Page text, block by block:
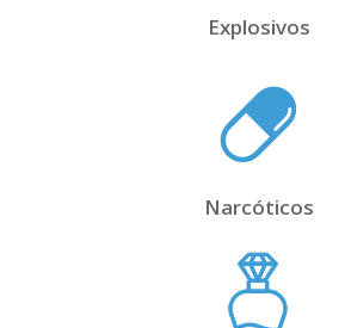
Explosivos
Narcóticos